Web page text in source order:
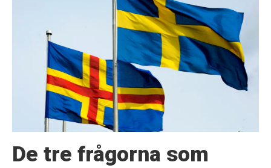
De tre frågorna som